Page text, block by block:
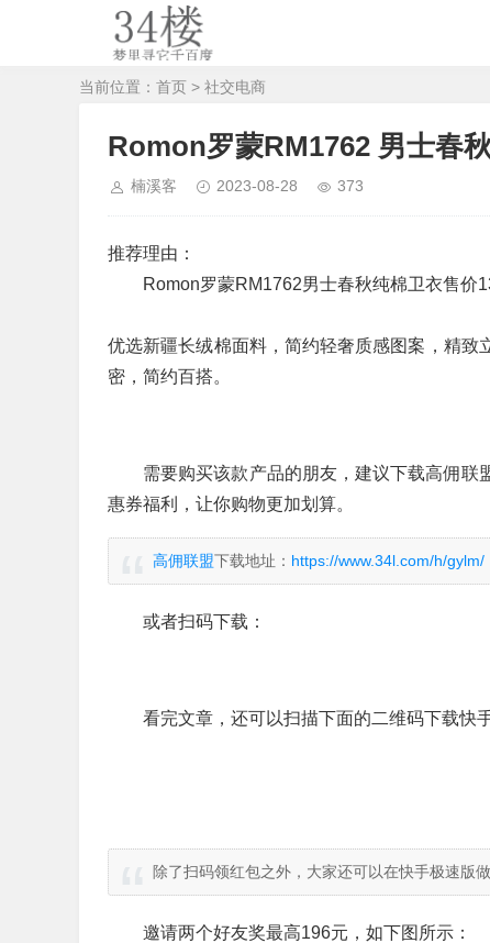
当前位置： 首页 > 社交电商
Romon罗蒙RM1762 男士春
楠溪客 2023-08-28 373
推荐理由：
Romon罗蒙RM1762男士春秋纯棉卫衣售价
优选新疆长绒棉面料，简约轻奢质感图案，精
密，简约百搭。
需要购买该款产品的朋友，建议下载高佣
惠券福利，让你购物更加划算。
高佣联盟下载地址： https://www.34l.com/h/gylm/
或者扫码下载：
看完文章，还可以扫描下面的二维码下载快
除了扫码领红包之外，大家还可以在快手极速版
邀请两个好友奖最高196元，如下图所示：